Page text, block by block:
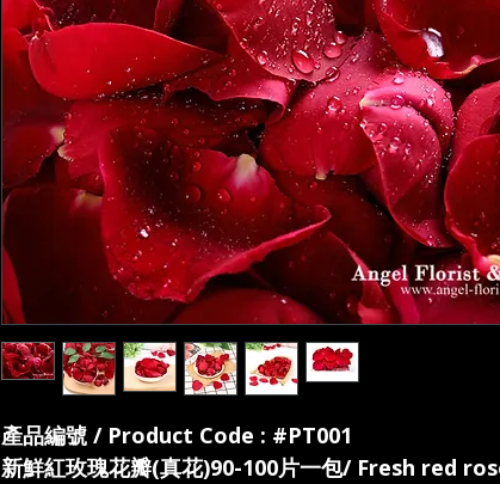
產品編號 / Product Code : #PT001
新鮮紅玫瑰花瓣(真花)90-100片一包/ Fresh red